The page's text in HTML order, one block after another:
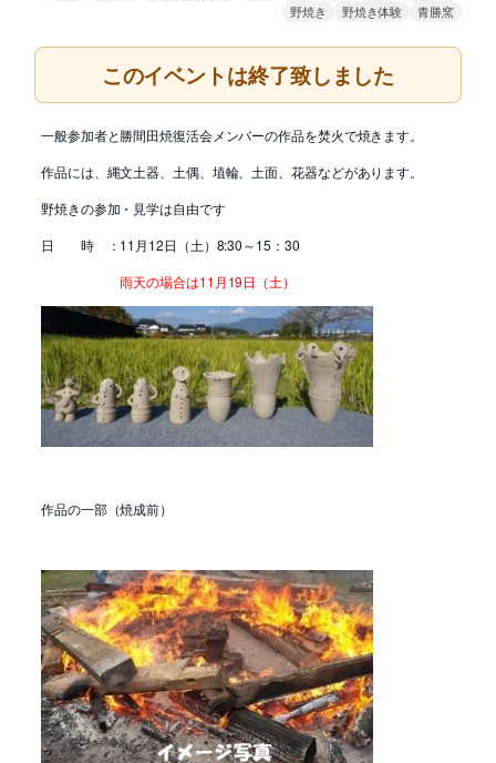
野焼き
野焼き体験 青勝窯
このイベントは終了致しました
一般参加者と勝間田焼復活会メンバーの作品を焚火で焼きます。
作品には、縄文土器、土偶、埴輪、土面、花器などがあります。
野焼きの参加・見学は自由です
日 時 ：11月12日（土）8:30～15：30
雨天の場合は11月19日（土）
作品の一部（焼成前）